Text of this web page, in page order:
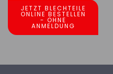
JETZT BLECHTEILE
ONLINE BESTELLEN
- OHNE
ANMELDUNG